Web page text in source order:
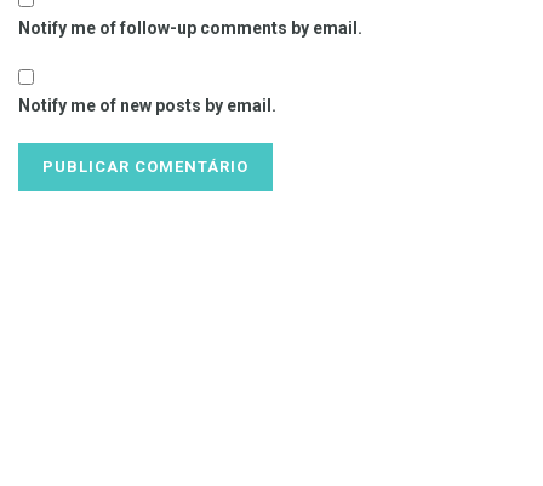
Notify me of follow-up comments by email.
Notify me of new posts by email.